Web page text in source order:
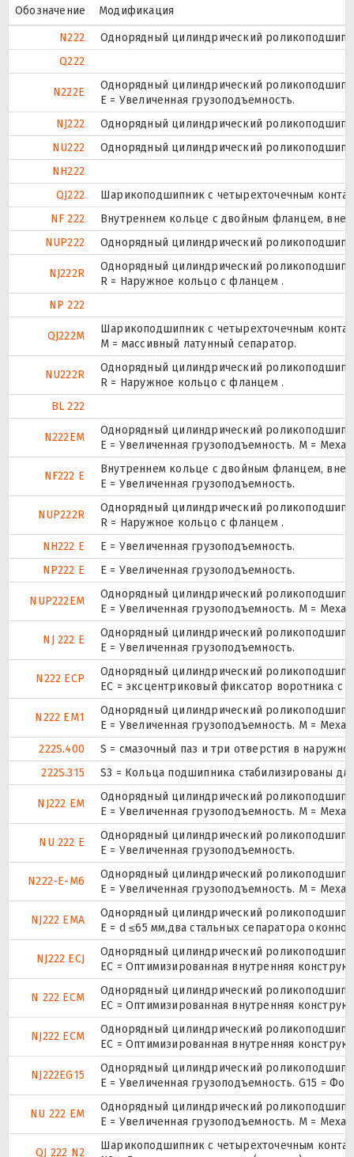
Обозначение
Модификация
N222
Однорядный цилиндрический
Q222
N222E
Однорядный цилиндрический
Е = Увеличенная грузоподъемность.
NJ222
Однорядный цилиндрический
NU222
Однорядный цилиндрический
NH222
QJ222
Шарикоподшипник с четырехточечным
NF 222
Внутреннем кольце с двойным фланцем,
NUP222
Однорядный цилиндрический
NJ222R
Однорядный цилиндрический
R = Наружное кольцо с фланцем .
NP 222
QJ222M
Шарикоподшипник с четырехточечным
M = массивный латунный сепаратор.
NU222R
Однорядный цилиндрический
R = Наружное кольцо с фланцем .
BL 222
N222EM
Однорядный цилиндрический
E = Увеличенная грузоподъемность. М =
NF222 E
Внутреннем кольце с двойным фланцем,
Е = Увеличенная грузоподъемность.
NUP222R
Однорядный цилиндрический
R = Наружное кольцо с фланцем .
NH222 E
Е = Увеличенная грузоподъемность.
NP222 E
Е = Увеличенная грузоподъемность.
NUP222EM
Однорядный цилиндрический
E = Увеличенная грузоподъемность. М =
NJ 222 E
Однорядный цилиндрический
Е = Увеличенная грузоподъемность.
N222 ECP
Однорядный цилиндрический
ЕС = эксцентриковый фиксатор воротника с
N222 EM1
Однорядный цилиндрический
E = Увеличенная грузоподъемность. М =
222S.400
S = смазочный паз и три отверстия в
222S.315
S3 = Кольца подшипника стабилизированы
NJ222 EM
Однорядный цилиндрический
E = Увеличенная грузоподъемность. М =
NU 222 E
Однорядный цилиндрический
Е = Увеличенная грузоподъемность.
N222-E-M6
Однорядный цилиндрический
E = Увеличенная грузоподъемность. М =
NJ222 EMA
Однорядный цилиндрический
E = d ≤65 мм,два стальных сепаратора
NJ222 ECJ
Однорядный цилиндрический
EC = Оптимизированная внутренняя
N 222 ECM
Однорядный цилиндрический
EC = Оптимизированная внутренняя
NJ222 ECM
Однорядный цилиндрический
EC = Оптимизированная внутренняя
NJ222EG15
Однорядный цилиндрический
E = Увеличенная грузоподъемность. G15 =
NU 222 EM
Однорядный цилиндрический
E = Увеличенная грузоподъемность. М =
QJ 222 N2
Шарикоподшипник с четырехточечным